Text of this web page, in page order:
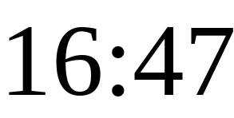
16:47